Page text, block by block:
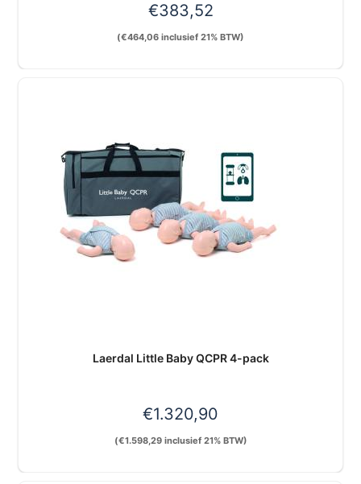
€383,52
(€464,06 inclusief 21% BTW)
Laerdal Little Baby QCPR 4-pack
€1.320,90
(€1.598,29inclusief 21% BTW)